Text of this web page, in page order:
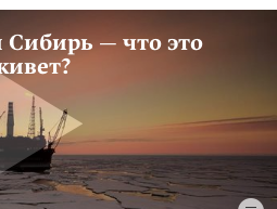
Сибирь — что это